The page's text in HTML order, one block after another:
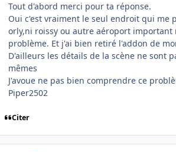
Tout d'abord merci pour ta réponse.
Oui c'est vraiment le seul endroit qui me
orly,ni roissy ou autre aéroport important
problème. Et j'ai bien retiré l'addon de
D'ailleurs les détails de la scène ne sont
mêmes
J'avoue ne pas bien comprendre ce
Piper2502
Citer